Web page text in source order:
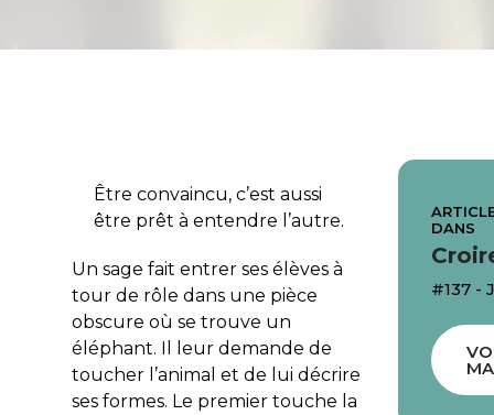
Être convaincu, c’est aussi
être prêt à entendre l’autre.
Un sage fait entrer ses élèves à
tour de rôle dans une pièce
obscure où se trouve un
éléphant. Il leur demande de
toucher l’animal et de lui décrire
ses formes. Le premier touche la
DANS
#137 -